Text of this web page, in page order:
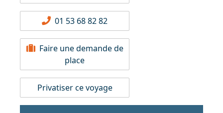
01 53 68 82 82
Faire une demande de
place
Privatiser ce voyage